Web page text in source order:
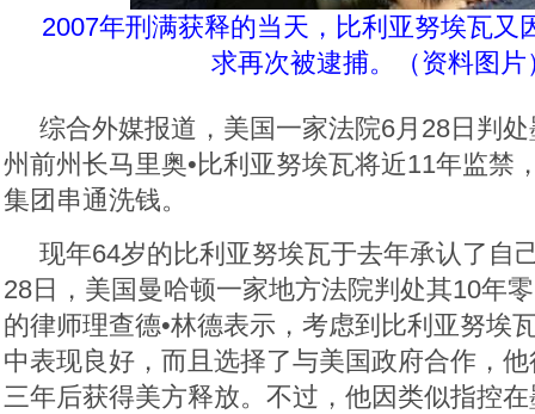
2007年刑满获释的当天，比利亚努埃瓦又
求再次被逮捕。（资料图片
综合外媒报道，美国一家法院6月28日判
州前州长马里奥•比利亚努埃瓦将近11年监禁
集团串通洗钱。
现年64岁的比利亚努埃瓦于去年承认了自
28日，美国曼哈顿一家地方法院判处其10年
的律师理查德•林德表示，考虑到比利亚努埃
中表现良好，而且选择了与美国政府合作，
三年后获得美方释放。不过，他因类似指控